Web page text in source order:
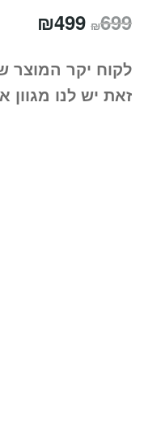
₪699 המחיר
היה:
₪699.
₪499
הוא:
לקוח יקר המוצר
זאת יש לנו מגוון